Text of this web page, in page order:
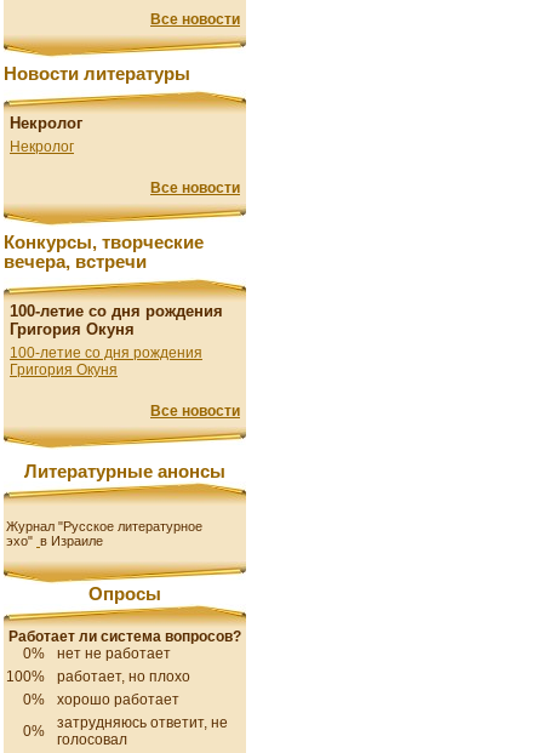
Все новости
Новости литературы
Некролог
Некролог
Все новости
Конкурсы, творческие
вечера, встречи
100-летие со дня рождения
Григория Окуня
100-летие со дня рождения
Григория Окуня
Все новости
Литературные анонсы
Журнал "Русское литературное
эхо" в Израиле
Опросы
Работает ли система вопросов?
0%
нет не работает
100%
работает, но плохо
0%
хорошо работает
0%
затрудняюсь ответит, не
голосовал